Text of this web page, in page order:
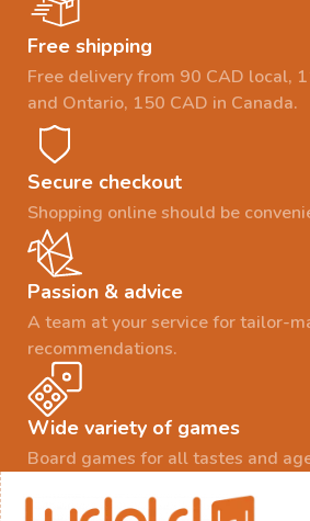
Free shipping
Free delivery from 90 CAD local,
and Ontario, 150 CAD in Canada.
Secure checkout
Shopping online should be
Passion & advice
A team at your service for tailor-
recommendations.
Wide variety of games
Board games for all tastes and